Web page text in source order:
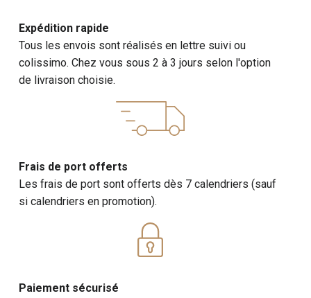
Expédition rapide
Tous les envois sont réalisés en lettre suivi ou
colissimo. Chez vous sous 2 à 3 jours selon l'option
de livraison choisie.
Frais de port offerts
Les frais de port sont offerts dès 7 calendriers (sauf
si calendriers en promotion).
Paiement sécurisé